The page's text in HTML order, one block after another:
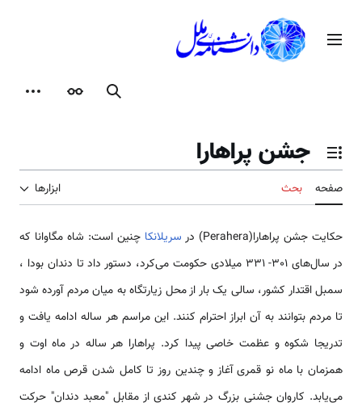
محتوامنوی اصلی
جستجوظاهر
تغییر وضعیت فهرست محتویات
جشن پراهارا
صفحه بحث ابزارها
حکایت جشن پراهارا(Perahera) در سریلانکا چنین است: شاه مگاوانا که
در سال‌های 301- 331 میلادی حکومت می‌کرد، دستور داد تا دندان بودا ،
سمبل اقتدار کشور، سالی یک بار از محل زیارتگاه به میان مردم آورده شود
تا مردم بتوانند به آن ابراز احترام کنند. این مراسم هر ساله ادامه یافت و
تدریجا شکوه و عظمت خاصی پیدا کرد. پراهارا هر ساله در ماه اوت و
همزمان با ماه نو قمری آغاز و چندین روز تا کامل شدن قرص ماه ادامه
می‌یابد. کاروان جشنی بزرگ در شهر کندی از مقابل "معبد دندان" حرکت